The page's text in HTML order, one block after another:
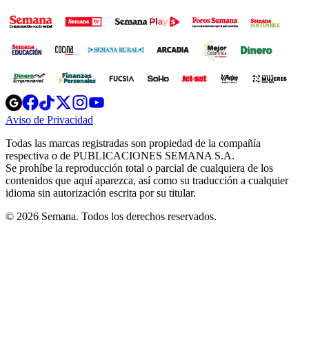
Opens
in
new
Opens
in
new
Opens
in
new
window
Opens
new
windowwindow
Aviso de Privacidad
new
window
Todas las marcas registradas son propiedad de la compañía
respectiva o de PUBLICACIONES SEMANA S.A.
Se prohíbe la reproducción total o parcial de cualquiera de los
contenidos que aquí aparezca, así como su traducción a cualquier
idioma sin autorización escrita por su titular.
© 2026 Semana. Todos los derechos reservados.